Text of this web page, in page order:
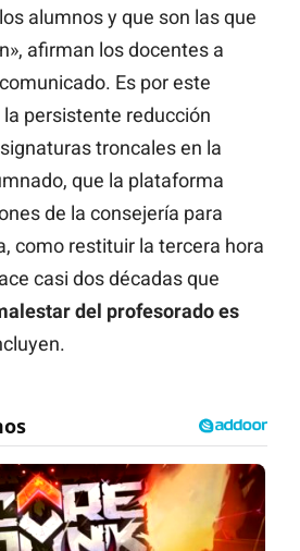
alumnos y que son las que
afirman los docentes a
Es por este
persistente reducción
troncales en la
que la plataforma
de la consejería para
como restituir la tercera hora
casi dos décadas que
del profesorado es